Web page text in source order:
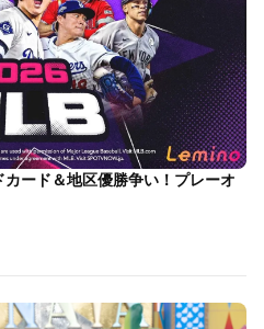
カード＆地区優勝争い！プレーオ